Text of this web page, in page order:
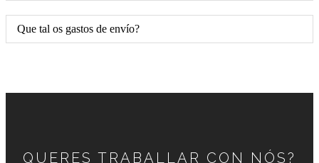
Que tal os gastos de envío?
QUERES TRABALLAR CON NÓS?